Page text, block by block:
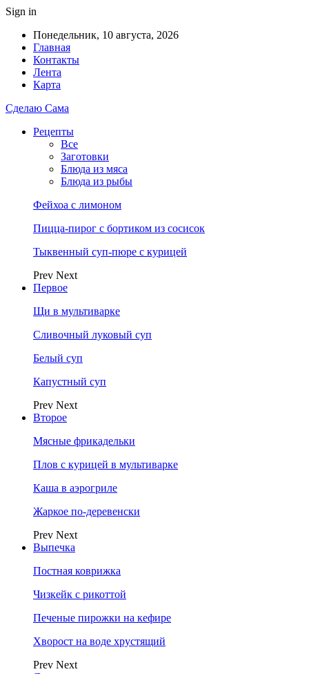
Sign in
Понедельник, 10 августа, 2026
Главная
Контакты
Лента
Карта
Сделаю Сама
Рецепты
Все
Заготовки
Блюда из мяса
Блюда из рыбы
Фейхоа с лимоном
Пицца-пирог с бортиком из сосисок
Тыквенный суп-пюре с курицей
Prev Next
Первое
Щи в мультиварке
Сливочный луковый суп
Белый суп
Капустный суп
Prev Next
Второе
Мясные фрикадельки
Плов с курицей в мультиварке
Каша в аэрогриле
Жаркое по-деревенски
Prev Next
Выпечка
Постная коврижка
Чизкейк с рикоттой
Печеные пирожки на кефире
Хворост на воде хрустящий
Prev Next